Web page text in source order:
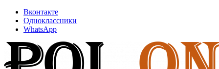
Вконтакте
Одноклассники
WhatsApp